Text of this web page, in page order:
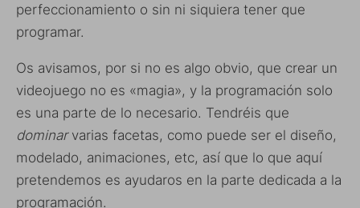
perfeccionamiento o sin ni siquiera tener que
programar.
Os avisamos, por si no es algo obvio, que crear un
videojuego no es «magia», y la programación solo
es una parte de lo necesario. Tendréis que
dominarvarias facetas, como puede ser el diseño,
modelado, animaciones, etc, así que lo que aquí
pretendemos es ayudaros en la parte dedicada a la
programación.